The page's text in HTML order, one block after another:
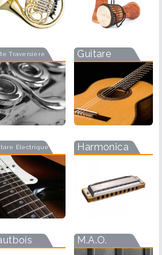
Traversière Guitare
Electrique Harmonica
M.A.O.